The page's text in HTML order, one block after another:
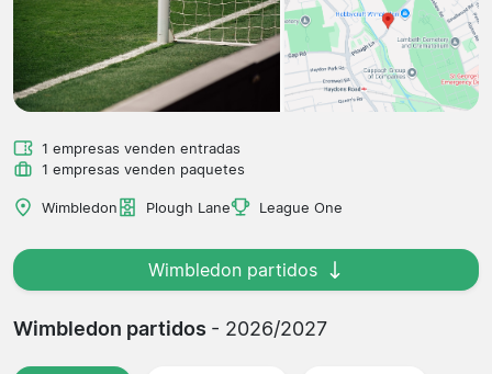
1 empresas venden entradas
1 empresas venden paquetes
Wimbledon Plough Lane League One
Wimbledon partidos
Wimbledon partidos - 2026/2027